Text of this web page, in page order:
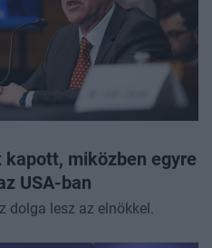
miközben egyre
USA-ban
dolga lesz az elnökkel.